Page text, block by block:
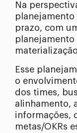
Na
planejamento
prazo, com
Esse
o
dos times,
alinhamento,
informações,
metas/OKRs